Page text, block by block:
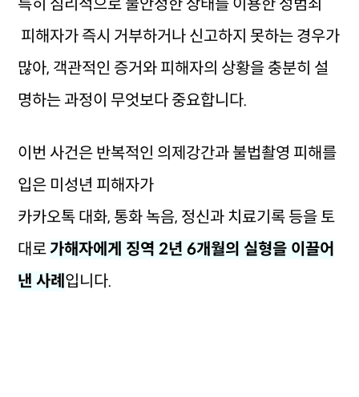
특히 심리적으로 불안정한 상태를 이용한 성범죄
피해자가 즉시 거부하거나 신고하지 못하는 경우가
많아, 객관적인 증거와 피해자의 상황을 충분히 설
명하는 과정이 무엇보다 중요합니다.
이번 사건은 반복적인 의제강간과 불법촬영 피해를
입은 미성년 피해자가
카카오톡 대화, 통화 녹음, 정신과 치료기록 등을 토
대로가해자에게 징역 2년 6개월의 실형을 이끌어
낸 사례 입니다.